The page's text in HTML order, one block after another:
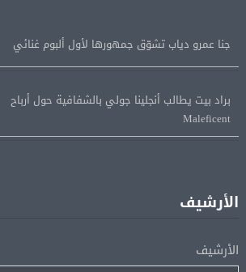
Maleficent
استقبال جماهيرى حاشد لمحمد صلاح لدى وصوله إلى
الأرشيف
الأرشيف